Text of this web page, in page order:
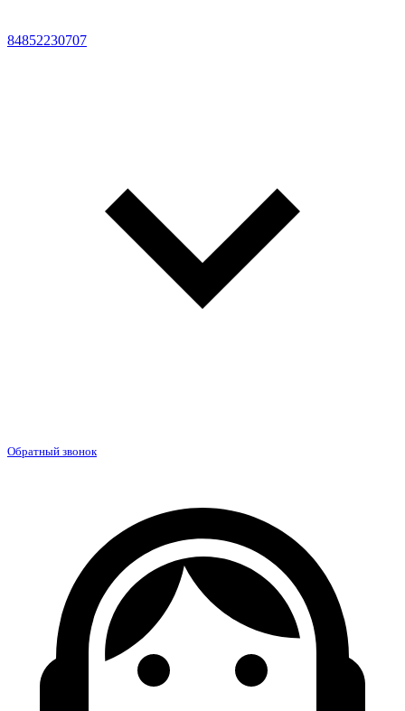
84852230707
Обратный звонок